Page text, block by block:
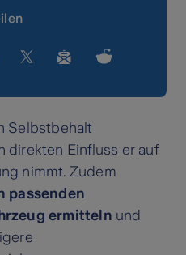
Selbstbehalt
direkten Einfluss er auf
nimmt. Zudem
passenden
ermitteln und